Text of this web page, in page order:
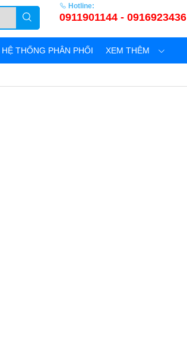
Hotline:
0911901144 - 0916923436
HỆ THỐNG PHÂN PHỐI XEM THÊM